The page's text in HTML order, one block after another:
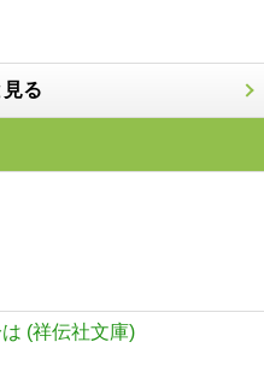
見る
(祥伝社文庫)